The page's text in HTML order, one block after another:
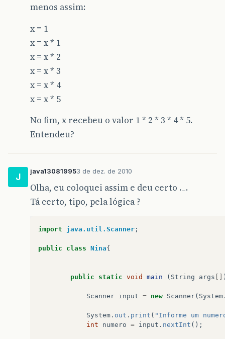
menos assim:
x = 1
x = x * 1
x = x * 2
x = x * 3
x = x * 4
x = x * 5
No fim, x recebeu o valor 1 * 2 * 3 * 4 * 5.
Entendeu?
J
java130819953 de dez. de 2010
Olha, eu coloquei assim e deu certo ._.
Tá certo, tipo, pela lógica ?
import java.util.Scanner ;
public class Nina{
public static void main ( String args []
Scanner input = new Scanner( System
System . out . print ( "Informe um
int
numero = input . nextInt ();